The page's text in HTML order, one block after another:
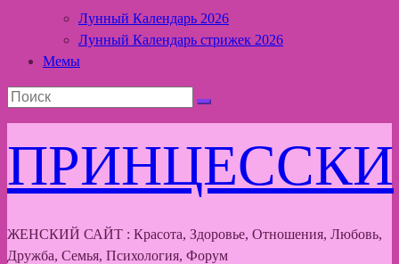
Лунный Календарь 2026
Лунный Календарь стрижек 2026
Мемы
ПРИНЦЕССКИ
ЖЕНСКИЙ САЙТ : Красота, Здоровье, Отношения, Любовь,
Дружба, Семья, Психология, Форум